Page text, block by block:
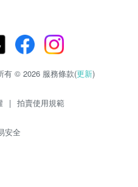
有 © 2026 服務條款(更新)
| 拍賣使用規範
安全